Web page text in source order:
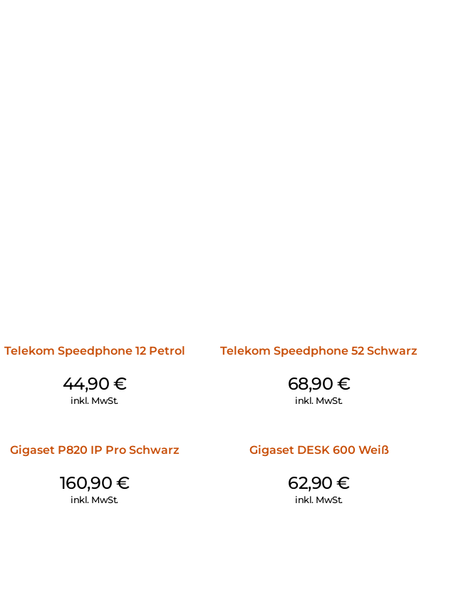
Telekom Speedphone 12 Petrol
44,90 €
inkl. MwSt.
Telekom Speedphone 52 Schwarz
68,90 €
inkl. MwSt.
Gigaset P820 IP Pro Schwarz
160,90 €
inkl. MwSt.
Gigaset DESK 600 Weiß
62,90€
inkl. MwSt.